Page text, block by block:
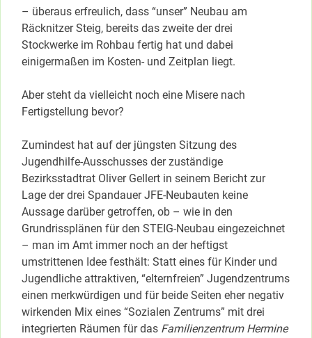
– überaus erfreulich, dass “unser” Neubau am
Räcknitzer Steig, bereits das zweite der drei
Stockwerke im Rohbau fertig hat und dabei
einigermaßen im Kosten- und Zeitplan liegt.
Aber steht da vielleicht noch eine Misere nach
Fertigstellung bevor?
Zumindest hat auf der jüngsten Sitzung des
Jugendhilfe-Ausschusses der zuständige
Bezirksstadtrat Oliver Gellert in seinem Bericht zur
Lage der drei Spandauer JFE-Neubauten keine
Aussage darüber getroffen, ob – wie in den
Grundrissplänen für den STEIG-Neubau eingezeichnet
– man im Amt immer noch an der heftigst
umstrittenen Idee festhält: Statt eines für Kinder und
Jugendliche attraktiven, “elternfreien” Jugendzentrums
einen merkwürdigen und für beide Seiten eher negativ
wirkenden Mix eines “Sozialen Zentrums” mit drei
integrierten Räumen für das Familienzentrum Hermine